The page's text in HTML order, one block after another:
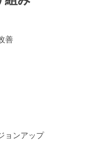
善
ョンアップ